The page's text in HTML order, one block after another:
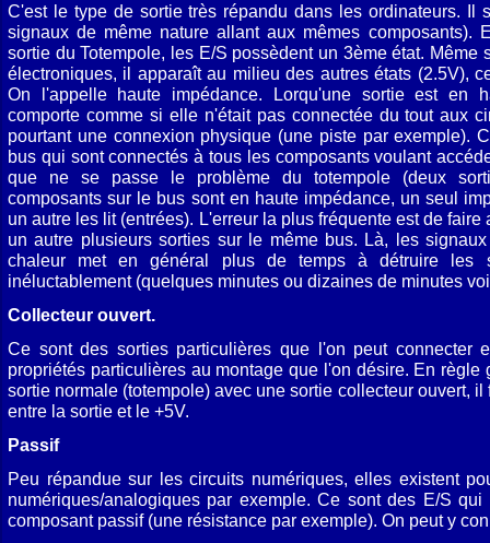
C'est le type de sortie très répandu dans les ordinateurs. Il
signaux de même nature allant aux mêmes composants).
sortie du Totempole, les E/S possèdent un 3ème état. Même
électroniques, il apparaît au milieu des autres états (2.5V),
On l'appelle haute impédance. Lorqu'une sortie est en
comporte comme si elle n'était pas connectée du tout aux
pourtant une connexion physique (une piste par exemple).
bus qui sont connectés à tous les composants voulant
que ne se passe le problème du totempole (deux
composants sur le bus sont en haute impédance, un seul
un autre les lit (entrées). L'erreur la plus fréquente est de
un autre plusieurs sorties sur le même bus. Là, les
chaleur met en général plus de temps à détruire les
inéluctablement (quelques minutes ou dizaines de minutes
Collecteur ouvert.
Ce sont des sorties particulières que l'on peut connecter
propriétés particulières au montage que l'on désire. En règle
sortie normale (totempole) avec une sortie collecteur ouvert,
entre la sortie et le +5V.
Passif
Peu répandue sur les circuits numériques, elles existent
numériques/analogiques par exemple. Ce sont des E/S
composant passif (une résistance par exemple). On peut y